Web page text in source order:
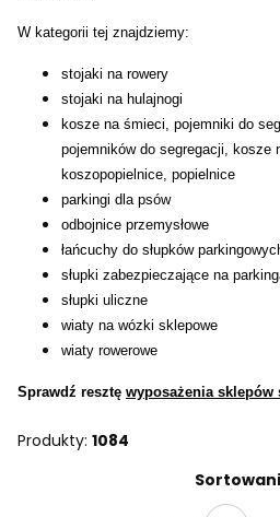
W kategorii tej znajdziemy:
stojaki na rowery
stojaki na hulajnogi
kosze na śmieci, pojemniki do
pojemników do segregacji, kosze
koszopopielnice, popielnice
parkingi dla psów
odbojnice przemysłowe
łańcuchy do słupków
słupki zabezpieczające na
słupki uliczne
wiaty na wózki sklepowe
wiaty rowerowe
Sprawdź resztę wyposażenia sklepów
Produkty: 1084